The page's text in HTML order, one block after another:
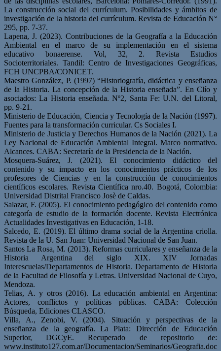
La construcción social del currículum. Posibilidades y ámbitos de
investigación de la historia del currículum. Revista de Educación N°
295, pp. 7-37.
Lapena, J. (2023). Contribuciones de la Geografía a la Educación
Ambiental en el marco de su implementación en el sistema
educativo bonaerense. Vol, 32, 2. Revista Estudios
Socioterritoriales. Tandil: Centro de Investigaciones Geográficas,
FCH UNCPBA/CONICET.
Maestro González, P. (1997) “Historiografía, didáctica y enseñanza
de la Historia. La concepción de la Historia enseñada”. En Clío y
asociados: La Historia enseñada. Nº2, Santa Fe: U.N. del Litoral,
pp. 9-21.
Ministerio de Educación, Ciencia y Tecnología de la Nación (1997).
Fuentes para la transformación curricular. Cs Sociales I.
Ministerio de Justicia y Derechos Humanos de la Nación (2021). La
Ley Nacional de Educación Ambiental Integral. Marco normativo.
Alcances. CABA: Secretaría de la Presidencia de la Nación.
Mosquera-Suárez, J. (2021). El conocimiento didáctico del
contenido y su impacto en los conocimientos prácticos de los
profesores de Ciencias y en la construcción de conocimientos
científicos escolares. Revista Científica nro.40. Bogotá, Colombia:
Universidad Distrital Francisco Josè de Caldas.
Salazar, F. (2005). El conocimiento pedagógico del contenido como
categoría de estudio de la formación docente. Revista Electrónica
Actualidades Investigativas en Educación, 1-18.
Salcedo, E. (2019). El último drama social de la Argentina criolla.
Revista de la U. San Juan: Universidad Nacional de San Juan.
Santos La Rosa, M. (2013). Reformas curriculares y enseñanza de la
Historia Argentina del siglo XIX. XIV Jornadas
Interescuelas/Departamentos de Historia. Departamento de Historia
de la Facultad de Filosofía y Letras. Universidad Nacional de Cuyo,
Mendoza.
Telias, A. y otros (2016). La educación ambiental en Argentina:
Actores, conflictos y políticas públicas. CABA: Colección
Búsqueda, Ediciones CLASCO.
Villa, A., Zenobi, V. (2004). Situación y perspectivas de la
enseñanza de la geografía. La Plata: Dirección de Educación
Superior, DGCyE. Recuperado de repositorio de:
www.instituto127.com.ar/Documentacion/Seminarios/Geografia.doc